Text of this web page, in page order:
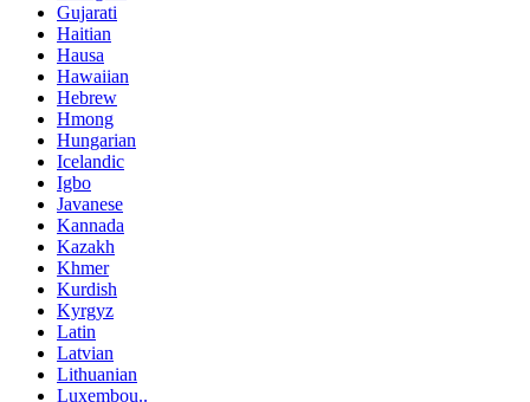
Gujarati
Haitian
Hausa
Hawaiian
Hebrew
Hmong
Hungarian
Icelandic
Igbo
Javanese
Kannada
Kazakh
Khmer
Kurdish
Kyrgyz
Latin
Latvian
Lithuanian
Luxembou..